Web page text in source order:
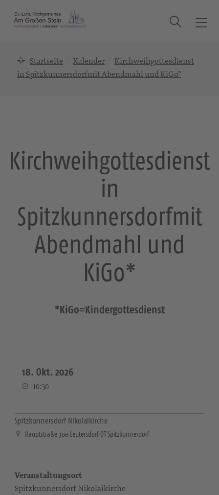
T
a
t
Suche
Startseite Kalender
Kirchweihgottesdienst
in Spitzkunnersdorfmit Abendmahl und KiGo*
Kirchweihgottesdienst
in
Spitzkunnersdorfmit
Abendmahl und
KiGo*
*KiGo=Kindergottesdienst
18. Okt. 2026
10:30
Spitzkunnersdorf Nikolaikirche
Hauptstraße 30a Leutersdorf OT Spitzkunnerdorf
Veranstaltungsort
Spitzkunnersdorf Nikolaikirche